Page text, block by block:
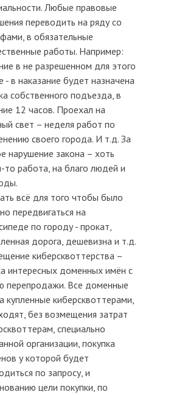
Любые правовые
переводить на ряду со
в обязательные
работы. Например:
в не разрешенном для этого
- в наказание будет назначена
собственного подъезда, в
12 часов. Проехал на
свет – неделя работ по
своего города. И т.д. За
нарушение закона – хоть
то работа, на благо людей и
всё для того чтобы было
передвигаться на
по городу - прокат,
дорога, дешевизна и т.д.
киберсквоттерства –
интересных доменных имён с
перепродажи. Все доменные
купленные киберсквоттерами,
без возмещения затрат
специально
организации, покупка
у которой будет
по запросу, и
цели покупки, по